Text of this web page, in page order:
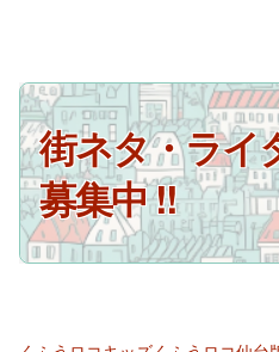
街ネタ・ライ
募集中 !!